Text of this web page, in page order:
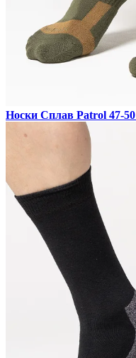
Носки Сплав Patrol 47-50